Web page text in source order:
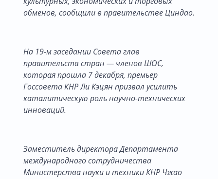
обменов, сообщили в правительстве Циндао.
На 19-м заседании Совета глав
правительств стран — членов ШОС,
которая прошла 7 декабря, премьер
Госсовета КНР Ли Кэцян призвал усилить
каталитическую роль научно-технических
инноваций.
Заместитель директора Департамента
международного сотрудничества
Министерства науки и техники КНР Чжао